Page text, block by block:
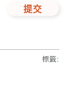
提交
標籤: